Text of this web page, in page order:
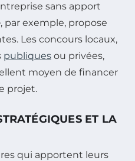
sans apport
, par exemple, propose
Les concours locaux,
publiques ou privées,
moyen de financer
projet.
ET LA
qui apportent leurs